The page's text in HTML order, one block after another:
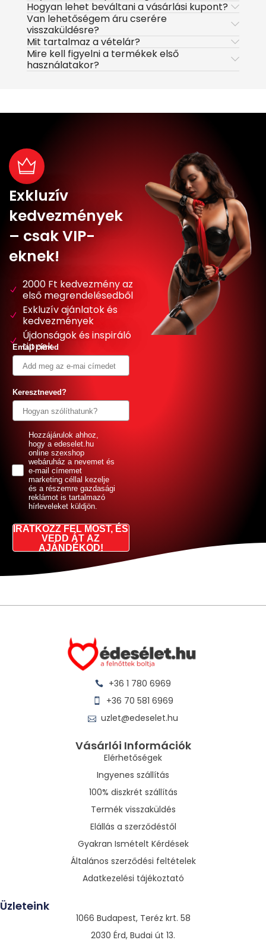
Hogyan lehet beváltani a vásárlási kupont?
Van lehetőségem áru cserére
visszaküldésre?
Mit tartalmaz a vételár?
Mire kell figyelni a termékek első
használatakor?
Exkluzív
kedvezmények
– csak VIP-
eknek!
2000 Ft kedvezmény az
első megrendelésedből
Exkluzív ajánlatok és
kedvezmények
Újdonságok és inspiráló
tippek
Email címed
Keresztneved?
GDPRHozzájárulok ahhoz,
hogy a edeselet.hu
online szexshop
webáruház a nevemet és
e-mail címemet
marketing céllal kezelje
és a részemre gazdasági
reklámot is tartalmazó
hírleveleket küldjön.
IRATKOZZ FEL MOST, ÉS
VEDD ÁT AZ
AJÁNDÉKOD!
+36 1 780 6969
+36 70 581 6969
uzlet@edeselet.hu
Vásárlói Információk
Elérhetőségek
Ingyenes szállítás
100% diszkrét szállítás
Termék visszaküldés
Elállás a szerződéstől
Gyakran Ismételt Kérdések
Általános szerződési feltételek
Adatkezelési tájékoztató
Üzleteink
1066 Budapest, Teréz krt. 58
2030 Érd, Budai út 13.